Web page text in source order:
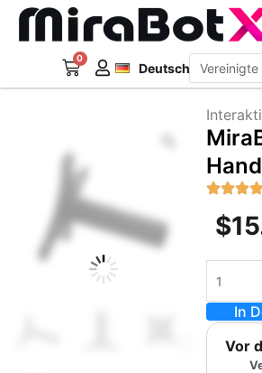
Zum
0
WarenkorbDeutsch
Français
日本語
Zoom
$
Lite
Handle
Menge
In
Vor